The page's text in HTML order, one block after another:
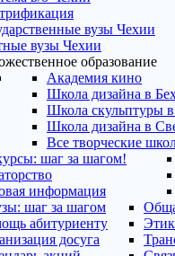
вузы Чехии
вузы Чехии
образование
Академия кино
Школа дизайна в
Школа скульптуры
Школа дизайна в
Все творческие
шаг за шагом!
информация
шаг за шагом
абитуриенту
досуга